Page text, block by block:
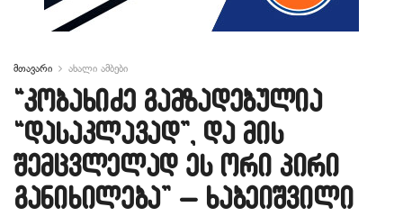
მთავარი ახალი ამბები
“კობახიძე გამზადებულია
“დასაკლავად”, და მის
შემცვლელად ეს ორი პირი
განიხილება” – ხაბეიშვილი